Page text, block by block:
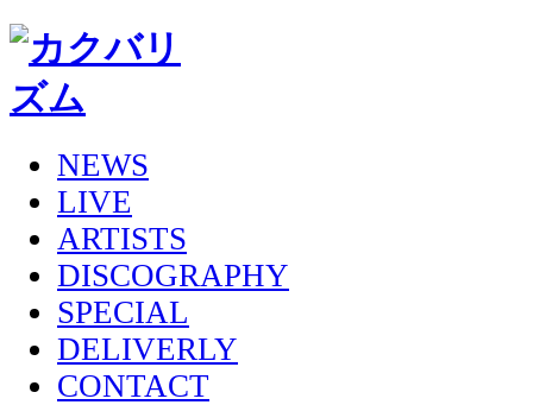
NEWS
LIVE
ARTISTS
DISCOGRAPHY
SPECIAL
DELIVERLY
CONTACT